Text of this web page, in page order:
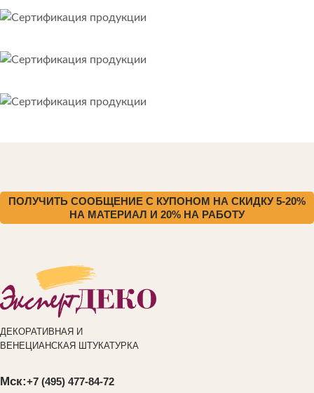
ПОЛУЧИТЬ СООБЩЕНИЕ С КУПОНОМ НА СКИДКУ 5-20%
НА МАТЕРИАЛ И 20% НА РАБОТУ
ДЕКОРАТИВНАЯ И
ВЕНЕЦИАНСКАЯ ШТУКАТУРКА
Мск:+7 (495) 477-84-72